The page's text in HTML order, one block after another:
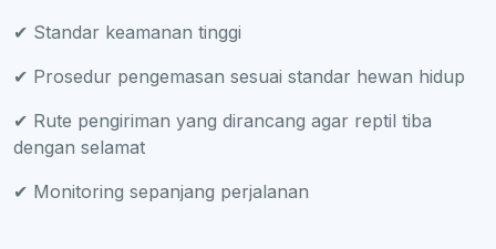
✔ Standar keamanan tinggi
✔ Prosedur pengemasan sesuai standar hewan hidup
✔ Rute pengiriman yang dirancang agar reptil tiba
dengan selamat
✔ Monitoring sepanjang perjalanan